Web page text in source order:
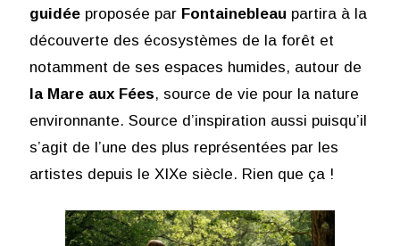
guidéeproposée par Fontainebleau partira à la
découverte des écosystèmes de la forêt et
notamment de ses espaces humides, autour de
la Mare aux Fées, source de vie pour la nature
environnante. Source d’inspiration aussi puisqu’il
s’agit de l’une des plus représentées par les
artistes depuis le XIXe siècle. Rien que ça !